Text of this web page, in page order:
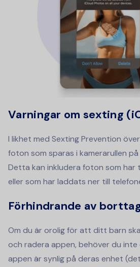
Varningar om sexting
I likhet med Sexting Prevention
foton som sparas i kamerarullen
Detta kan inkludera foton som har
eller som har laddats ner till
Förhindrande av
Om du är orolig för att ditt barn
och radera appen, behöver du inte
appen är synlig på deras enhet